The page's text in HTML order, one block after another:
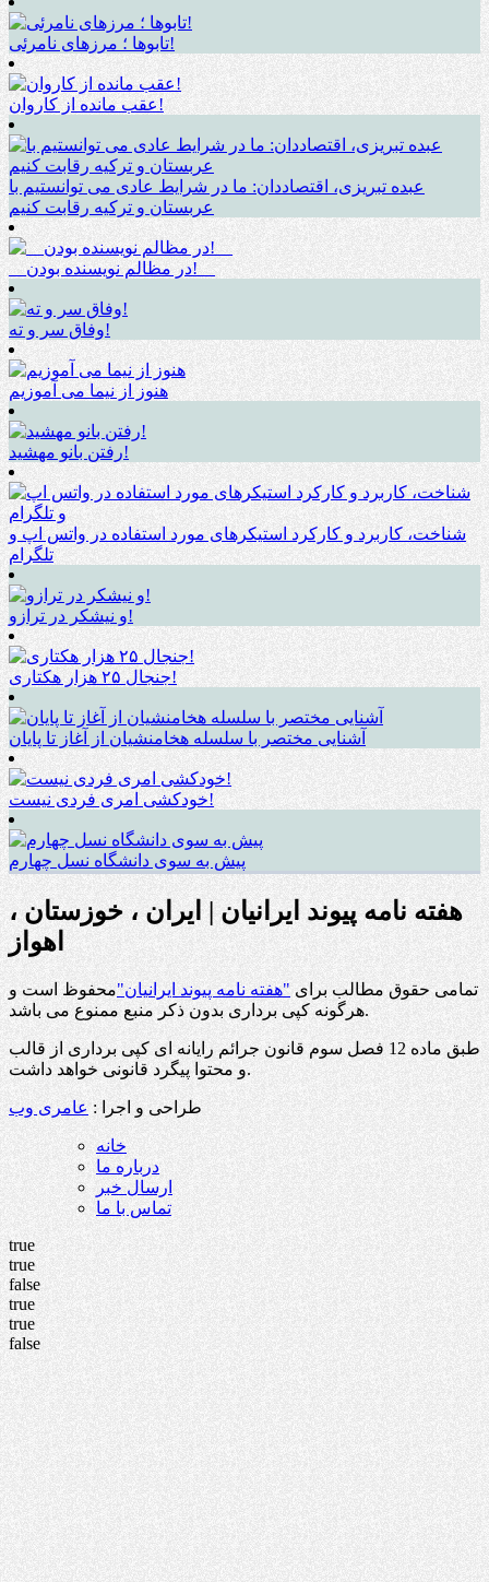
تابوها ؛ مرزهای نامرئی!
عقب مانده از کاروان!
عبده تبریزی، اقتصاددان: ما در شرایط عادی می توانستیم با
عربستان و ترکیه رقابت کنیم
__در مظالم نویسنده بودن!__
وفاق سر و ته!
هنوز از نیما می آموزیم
رفتن بانو مهشید!
شناخت، کاربرد و کارکرد استیکرهای مورد استفاده در واتس اپ و
تلگرام
و نیشکر در ترازو!
جنجال ۲۵ هزار هکتاری!
آشنایی مختصر با سلسله هخامنشیان از آغاز تا پایان
خودکشی امری فردی نیست!
پیش به سوی دانشگاه نسل چهارم
هفته نامه پیوند ایرانیان | ایران ، خوزستان ،
اهواز
تمامی حقوق مطالب برای "هفته نامه پیوند ایرانیان"محفوظ است و
هرگونه کپی برداری بدون ذکر منبع ممنوع می باشد.
طبق ماده 12 فصل سوم قانون جرائم رایانه ای کپی برداری از قالب
و محتوا پیگرد قانونی خواهد داشت.
طراحی و اجرا : عامری وب
خانه
درباره ما
ارسال خبر
تماس با ما
true
true
false
true
true
false